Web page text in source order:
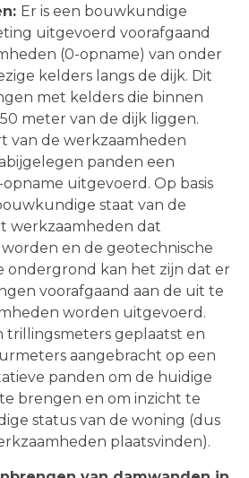
Er is een bouwkundige
uitgevoerd voorafgaand
(0-opname) van onder
kelders langs de dijk. Dit
met kelders die binnen
meter van de dijk liggen.
van de werkzaamheden
panden een
uitgevoerd. Op basis
staat van de
werkzaamheden dat
en de geotechnische
ondergrond kan het zijn dat er
voorafgaand aan de uit te
worden uitgevoerd.
trillingsmeters geplaatst en
aangebracht op een
panden om de huidige
brengen en om inzicht te
status van de woning (dus
plaatsvinden).